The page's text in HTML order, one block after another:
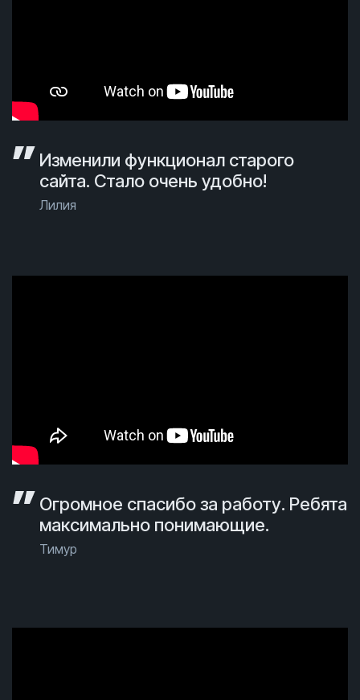
Изменили функционал старого
сайта. Стало очень удобно!
Лилия
Огромное спасибо за работу. Ребята
максимально понимающие.
Тимур